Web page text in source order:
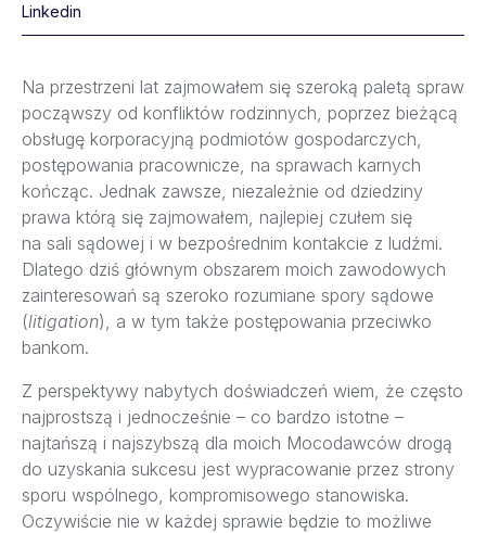
Linkedin
Na przestrzeni lat zajmowałem się szeroką paletą spraw
począwszy od konfliktów rodzinnych, poprzez bieżącą
obsługę korporacyjną podmiotów gospodarczych,
postępowania pracownicze, na sprawach karnych
kończąc. Jednak zawsze, niezależnie od dziedziny
prawa którą się zajmowałem, najlepiej czułem się
na sali sądowej i w bezpośrednim kontakcie z ludźmi.
Dlatego dziś głównym obszarem moich zawodowych
zainteresowań są szeroko rozumiane spory sądowe
(litigation), a w tym także postępowania przeciwko
bankom.
Z perspektywy nabytych doświadczeń wiem, że często
najprostszą i jednocześnie – co bardzo istotne –
najtańszą i najszybszą dla moich Mocodawców drogą
do uzyskania sukcesu jest wypracowanie przez strony
sporu wspólnego, kompromisowego stanowiska.
Oczywiście nie w każdej sprawie będzie to możliwe